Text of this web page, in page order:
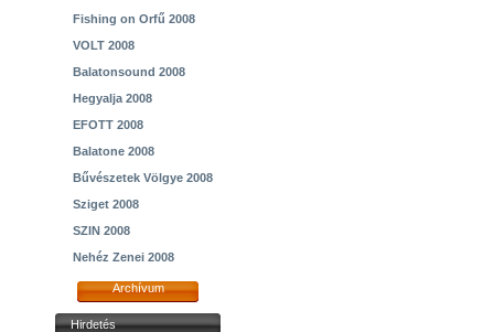
Fishing on Orfű 2008
VOLT 2008
Balatonsound 2008
Hegyalja 2008
EFOTT 2008
Balatone 2008
Bűvészetek Völgye 2008
Sziget 2008
SZIN 2008
Nehéz Zenei 2008
Archívum
Hirdetés